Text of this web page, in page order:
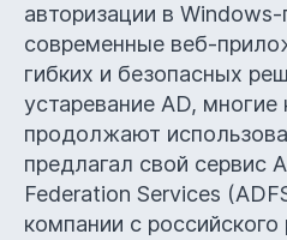
авторизации в
современные веб-
гибких и безопасных
устаревание AD, многие
продолжают
предлагал свой сервис
Federation Services
компании с